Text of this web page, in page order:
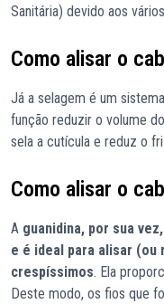
Sanitária) devido aos
Como alisar o
Já a selagem é um
função reduzir o volume
sela a cutícula e reduz o
Como alisar o
A guanidina, por sua
e é ideal para alisar (ou
crespíssimos. Ela
Deste modo, os fios que